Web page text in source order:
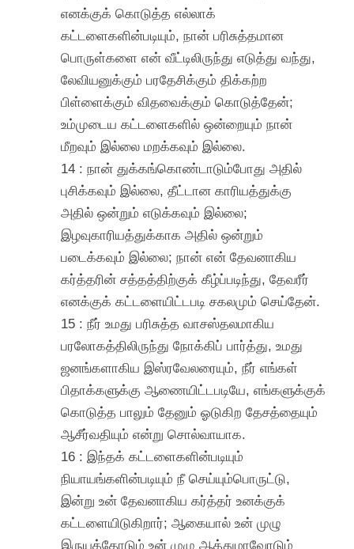
எனக்குக் கொடுத்த எல்லாக்
கட்டளைகளின்படியும், நான் பரிசுத்தமான
பொருள்களை என் வீட்டிலிருந்து எடுத்து வந்து,
லேவியனுக்கும் பரதேசிக்கும் திக்கற்ற
பிள்ளைக்கும் விதவைக்கும் கொடுத்தேன்;
உம்முடைய கட்டளைகளில் ஒன்றையும் நான்
மீறவும் இல்லை மறக்கவும் இல்லை.
14 : நான் துக்கங்கொண்டாடும்போது அதில்
புசிக்கவும் இல்லை, தீட்டான காரியத்துக்கு
அதில் ஒன்றும் எடுக்கவும் இல்லை;
இழவுகாரியத்துக்காக அதில் ஒன்றும்
படைக்கவும் இல்லை; நான் என் தேவனாகிய
கர்த்தரின் சத்தத்திற்குக் கீழ்ப்படிந்து, தேவரீர்
எனக்குக் கட்டளையிட்டபடி சகலமும் செய்தேன்.
15 : நீர் உமது பரிசுத்த வாசஸ்தலமாகிய
பரலோகத்திலிருந்து நோக்கிப் பார்த்து, உமது
ஜனங்களாகிய இஸ்ரவேலரையும், நீர் எங்கள்
பிதாக்களுக்கு ஆணையிட்டபடியே, எங்களுக்குக்
கொடுத்த பாலும் தேனும் ஓடுகிற தேசத்தையும்
ஆசீர்வதியும் என்று சொல்வாயாக.
16 : இந்தக் கட்டளைகளின்படியும்
நியாயங்களின்படியும் நீ செய்யும்பொருட்டு,
இன்று உன் தேவனாகிய கர்த்தர் உனக்குக்
கட்டளையிடுகிறார்; ஆகையால் உன் முழு
இருயத்தோடும் உன் முழு ஆத்துமாவோடும்